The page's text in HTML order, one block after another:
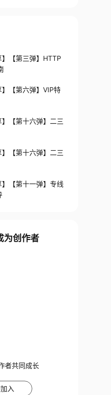
】【第三弹】HTTP
】【第六弹】VIP特
】【第十六弹】二三
】【第十六弹】二三
】【第十一弹】专线
为创作者
者共同成长
入